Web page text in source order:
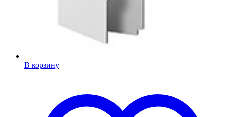
В корзину